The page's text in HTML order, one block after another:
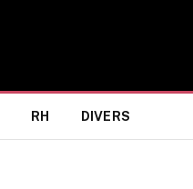
RH DIVERS